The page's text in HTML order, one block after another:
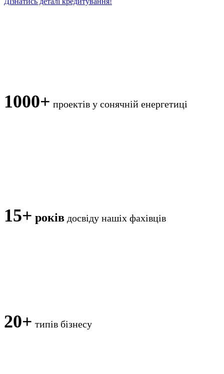
1000+ проектів у сонячній енергетиці
15+ років досвіду нашіх фахівців
20+ типів бізнесу